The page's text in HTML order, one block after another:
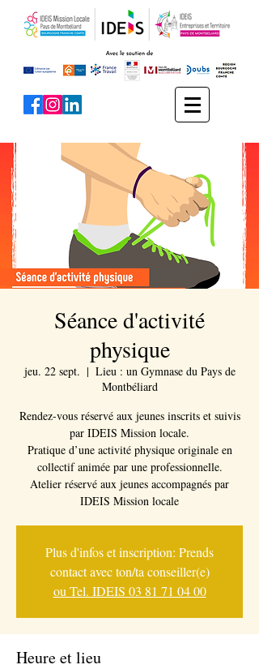
Séance d'activité
physique
jeu. 22 sept.
  |
Lieu : un Gymnase du Pays de
Montbéliard
Rendez-vous réservé aux jeunes inscrits et suivis
par IDEIS Mission locale.
Pratique d’une activité physique originale en
collectif animée par une professionnelle.
Atelier réservé aux jeunes accompagnés par
IDEIS Mission locale
Plus d'infos et inscription: Prends
contact avec ton/ta conseiller(e)
ou Tel. IDEIS 03 81 71 04 00
Heure et lieu